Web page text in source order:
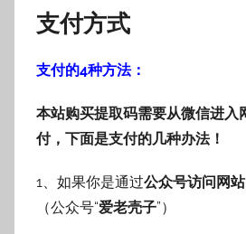
支付方式
支付的4种方法：
本站购买提取码需要从微信进入
付，下面是支付的几种办法！
1、如果你是通过公众号访问网站
（公众号“爱老壳子”）